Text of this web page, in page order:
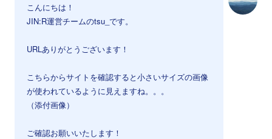
こんにちは！
JIN:R運営チームのtsu_です。
URLありがとうございます！
こちらからサイトを確認すると小さいサイズの画像
が使われているように見えますね。。。
（添付画像）
ご確認お願いいたします！